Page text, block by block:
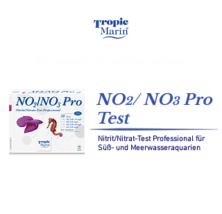
Nitrit/Nitrat-Test Professional für
Süß- und Meerwasseraquarien
NO2/ NO3Pro
Test